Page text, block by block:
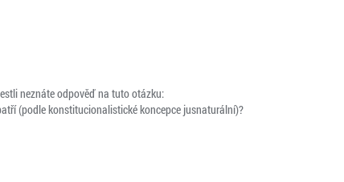
neznáte odpověď na tuto otázku:
(podle konstitucionalistické koncepce jusnaturální)?